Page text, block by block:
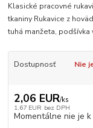
Klasické pracovné
tkaniny Rukavice z
tuhá manžeta,
Dostupnosť Nie
2,06 EUR/ks
1,67 EUR bez DPH
Momentálne nie je k